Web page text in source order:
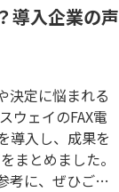
導入企業の声
決定に悩まれる
ウェイのFAX電
導入し、成果を
まとめました。
考に、ぜひご覧